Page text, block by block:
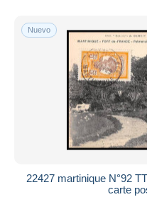
Nuevo
22427 martinique N°92
carte